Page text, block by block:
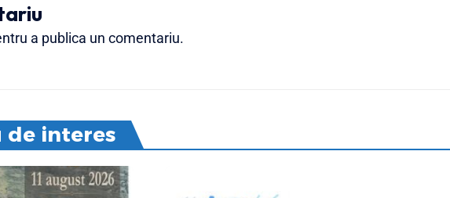
a publica un comentariu.
de interes